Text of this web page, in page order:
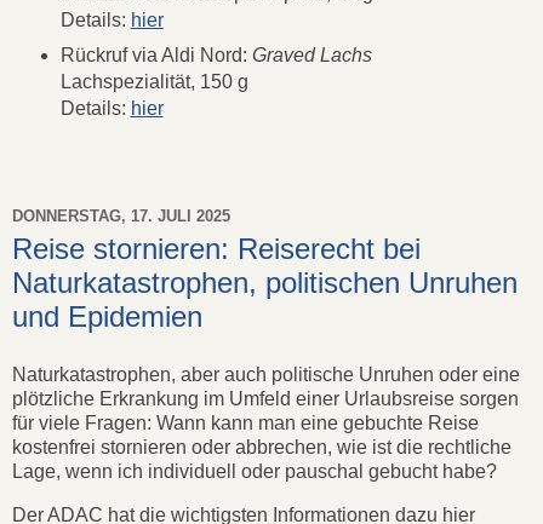
Details: hier
Rückruf via Aldi Nord: Graved Lachs
Lachspezialität, 150 g
Details: hier
DONNERSTAG, 17. JULI 2025
Reise stornieren: Reiserecht bei
Naturkatastrophen, politischen Unruhen
und Epidemien
Naturkatastrophen, aber auch politische Unruhen oder eine
plötzliche Erkrankung im Umfeld einer Urlaubsreise sorgen
für viele Fragen: Wann kann man eine gebuchte Reise
kostenfrei stornieren oder abbrechen, wie ist die rechtliche
Lage, wenn ich individuell oder pauschal gebucht habe?
Der ADAC hat die wichtigsten Informationen dazu hier